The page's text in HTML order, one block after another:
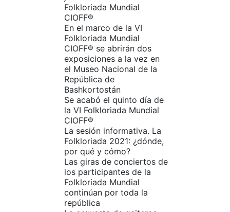
Folkloriada Mundial
CIOFF®️
En el marco de la VI
Folkloriada Mundial
CIOFF®️ se abrirán dos
exposiciones a la vez en
el Museo Nacional de la
República de
Bashkortostán
Se acabó el quinto día de
la VI Folkloriada Mundial
CIOFF®️
La sesión informativa. La
Folkloriada 2021: ¿dónde,
por qué y cómo?
Las giras de conciertos de
los participantes de la
Folkloriada Mundial
continúan por toda la
república